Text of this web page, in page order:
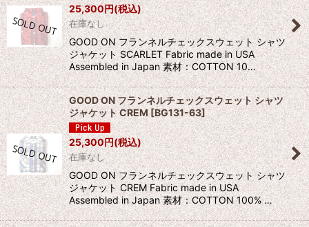
25,300円(税込)
在庫なし
GOOD ON フランネルチェックスウェット シャツ
ジャケット SCARLET Fabric made in USA
Assembled in Japan 素材：COTTON 10…
GOOD ON フランネルチェックスウェット シャツ
ジャケット CREM[BG131-63]
25,300円(税込)
在庫なし
GOOD ON フランネルチェックスウェット シャツ
ジャケット CREM Fabric made in USA
Assembled in Japan 素材：COTTON 100% …